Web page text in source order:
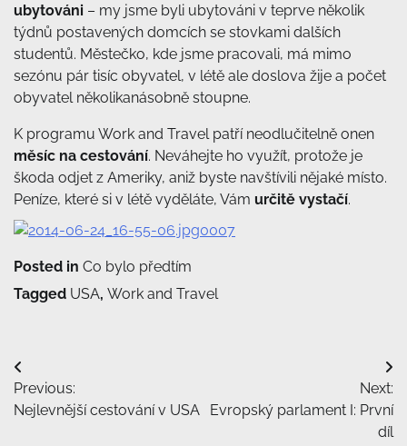
ubytováni – my jsme byli ubytováni v teprve několik
týdnů postavených domcích se stovkami dalších
studentů. Městečko, kde jsme pracovali, má mimo
sezónu pár tisíc obyvatel, v létě ale doslova žije a počet
obyvatel několikanásobně stoupne.
K programu Work and Travel patří neodlučitelně onen
měsíc na cestování. Neváhejte ho využít, protože je
škoda odjet z Ameriky, aniž byste navštívili nějaké místo.
Peníze, které si v létě vyděláte, Vám určitě vystačí.
Posted in Co bylo předtím
Tagged USA, Work and Travel
Navigace
pro
Previous:
Nejlevnější cestování v USA
Next:
Evropský parlament I: První
díl